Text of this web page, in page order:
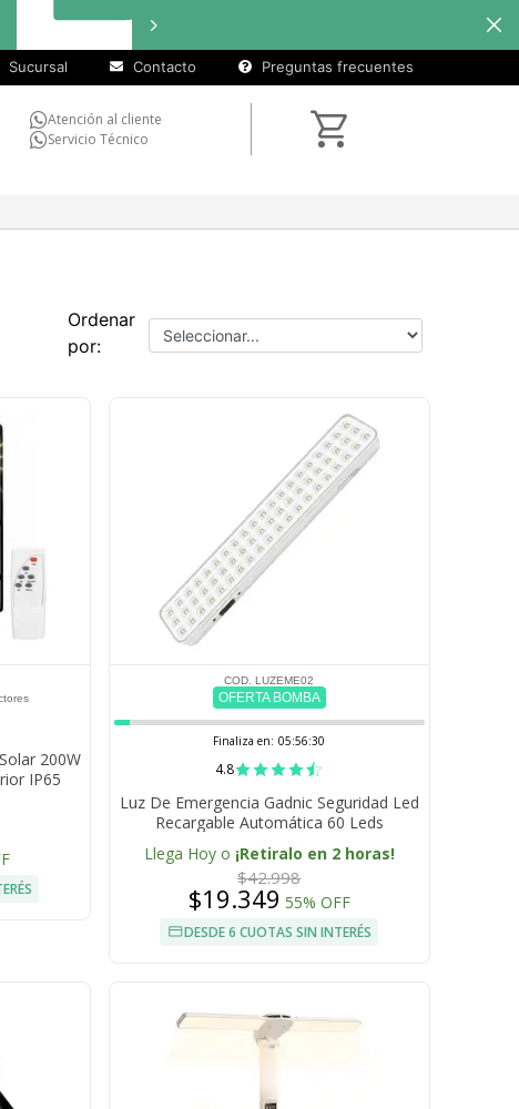
en
Sucursal Contacto Preguntas frecuentes
Atención al cliente
Servicio Técnico
Ordenar
por:
200W
IP65
COD. LUZEME02
OFERTA BOMBA
Finaliza en: 05:56:29
4.8
Luz De Emergencia Gadnic Seguridad Led
Recargable Automática 60 Leds
Llega Hoy o ¡Retiralo en 2 horas!
$42.998
$19.349 55% OFF
DESDE 6 CUOTAS SIN INTERÉS